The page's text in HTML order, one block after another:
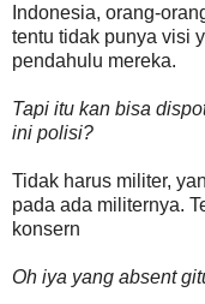
Indonesia, orang-
tentu tidak punya visi
pendahulu mereka.
Tapi itu kan bisa
ini polisi?
Tidak harus militer,
pada ada militernya.
konsern
Oh iya yang absent